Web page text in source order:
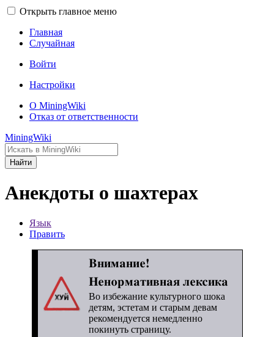
Открыть главное меню
Главная
Случайная
Войти
Настройки
О MiningWiki
Отказ от ответственности
MiningWiki
Найти
Анекдоты о шахтерах
Язык
Править
Внимание!
Ненормативная лексика
Во избежание культурного шока
детям, эстетам и старым девам
рекомендуется немедленно
покинуть страницу.